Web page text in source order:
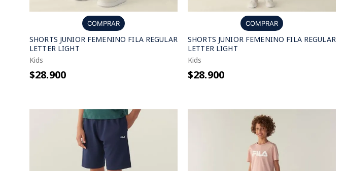
COMPRAR
SHORTS JUNIOR FEMENINO FILA REGULAR
LETTER LIGHT
Kids
$28.900
COMPRAR
SHORTS JUNIOR FEMENINO FILA REGULAR
LETTER LIGHT
Kids
$28.900